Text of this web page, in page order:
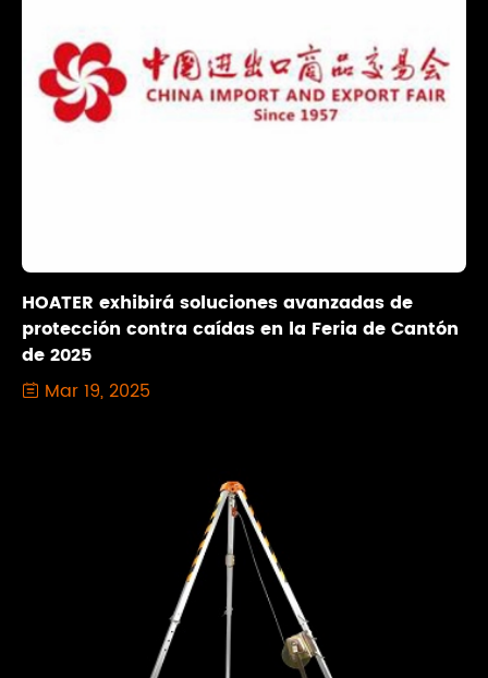
HOATER exhibirá soluciones avanzadas de
protección contra caídas en la Feria de Cantón
de 2025
 Mar 19, 2025